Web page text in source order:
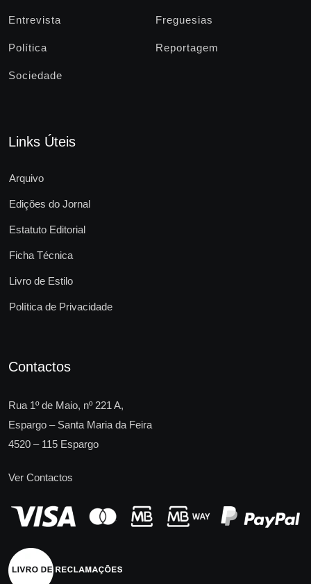
Entrevista Freguesias
Política Reportagem
Sociedade
Links Úteis
Arquivo
Edições do Jornal
Estatuto Editorial
Ficha Técnica
Livro de Estilo
Política de Privacidade
Contactos
Rua 1º de Maio, nº 221 A,
Espargo – Santa Maria da Feira
4520 – 115 Espargo
Ver Contactos